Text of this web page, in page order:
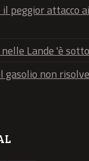
peggior attacco
Lande 'è
gasolio non